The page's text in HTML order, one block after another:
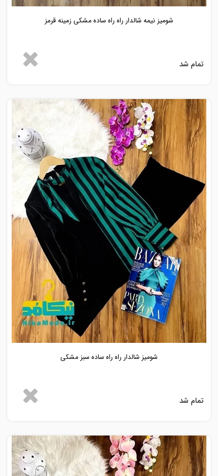
شومیز نیمه شالدار راه راه ساده مشکی زمینه قرمز
تمام شد
شومیز شالدار راه راه ساده سبز مشکی
تمام شد